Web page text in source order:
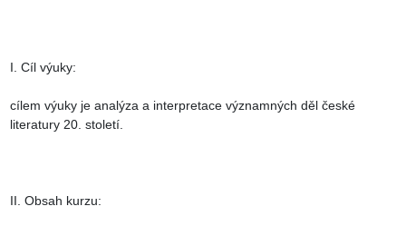
I. Cíl výuky:
cílem výuky je analýza a interpretace významných děl české
literatury 20. století.
II. Obsah kurzu: